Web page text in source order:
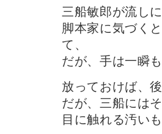
三船敏郎が流し
脚本家に気づく
て、
だが、手は一瞬
放っておけば、
だが、三船には
目に触れる汚い